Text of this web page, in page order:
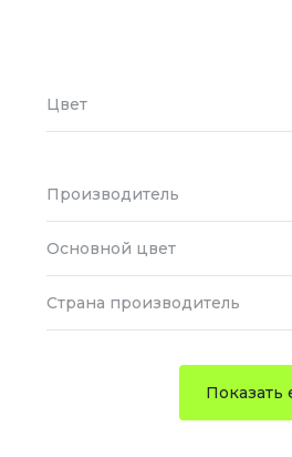
Цвет
Производитель
Основной цвет
Страна производитель
Показать